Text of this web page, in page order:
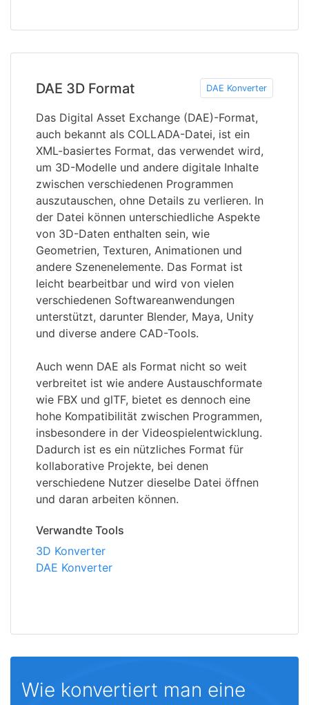
DAE 3D Format DAE Konverter
Das Digital Asset Exchange (DAE)-Format,
auch bekannt als COLLADA-Datei, ist ein
XML-basiertes Format, das verwendet wird,
um 3D-Modelle und andere digitale Inhalte
zwischen verschiedenen Programmen
auszutauschen, ohne Details zu verlieren. In
der Datei können unterschiedliche Aspekte
von 3D-Daten enthalten sein, wie
Geometrien, Texturen, Animationen und
andere Szenenelemente. Das Format ist
leicht bearbeitbar und wird von vielen
verschiedenen Softwareanwendungen
unterstützt, darunter Blender, Maya, Unity
und diverse andere CAD-Tools.
Auch wenn DAE als Format nicht so weit
verbreitet ist wie andere Austauschformate
wie FBX und glTF, bietet es dennoch eine
hohe Kompatibilität zwischen Programmen,
insbesondere in der Videospielentwicklung.
Dadurch ist es ein nützliches Format für
kollaborative Projekte, bei denen
verschiedene Nutzer dieselbe Datei öffnen
und daran arbeiten können.
Verwandte Tools
3D Konverter
DAE Konverter
Wie konvertiert man eine